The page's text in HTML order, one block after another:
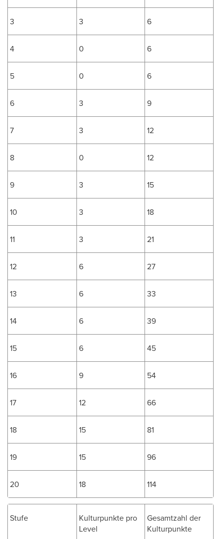
3 3 6
4 0 6
5 0 6
6 3 9
7 3 12
8 0 12
9 3 15
10 3 18
11 3 21
12 6 27
13 6 33
14 6 39
15 6 45
16 9 54
17 12 66
18 15 81
19 15 96
20 18 114
Stufe
Kulturpunkte pro
Level
Gesamtzahl der
Kulturpunkte